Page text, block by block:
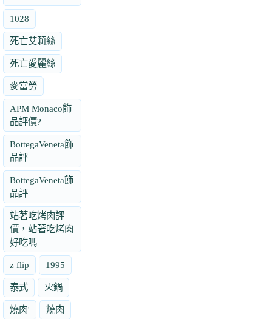
1028
死亡艾莉絲
死亡愛麗絲
麥當勞
APM Monaco飾
品評價?
BottegaVeneta飾
品評
BottegaVeneta飾
品評
站著吃烤肉評
價，站著吃烤肉
好吃嗎
z flip 1995
泰式 火鍋
燒肉' 燒肉